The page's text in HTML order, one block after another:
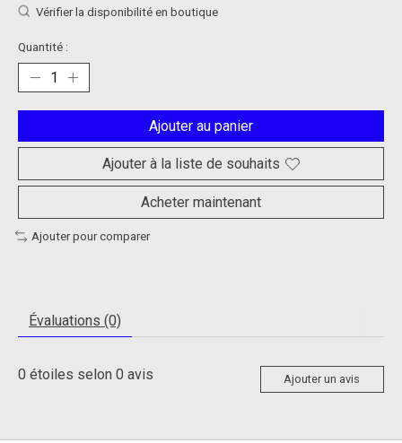
Vérifier la disponibilité en boutique
Quantité :
Ajouter au panier
Ajouter à la liste de souhaits
Acheter maintenant
Ajouter pour comparer
Évaluations (0)
0 étoiles selon 0 avis Ajouter un avis